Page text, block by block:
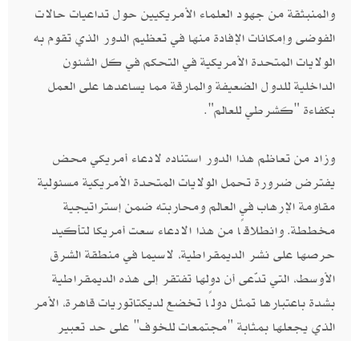
والمنبثقة من جهود العلماء الأمريكيين حول تداعيات حالات
الفوضى وإمكانات الإفادة منها في تعظيم الدور الذي تقوم به
الولايات المتحدة الأمريكية في التحكم في كل الشئون
الداخلية للدول الضعيفة والمارقة مما يساعدها على العمل
بكفاءة "كشرطي للعالم".
وزاد من تعاظم هذا الدور استناده لادعاء أمريكي محض
يفترض ضرورة تحمل الولايات المتحدة الأمريكية مسئولية
مقاومة الإرهاب في العالم ومحاربته ضمن إستراتيجية
مخططة. وانطلاقًا من هذا الادعاء سعت أمريكا لتأكيد
حرصها على نشر الديمقراطية، لاسيما في منطقة الشرق
الأوسط، التي تدّعى أن دولها تفتقر إلى هذه الديمقراطية
بشدة باعتبارها تمثل دولًا تخضع لديكتاتوريات قاهرة، الأمر
الذي يجعلها بمثابة "مجتمعات للخوف" على حد تعبير